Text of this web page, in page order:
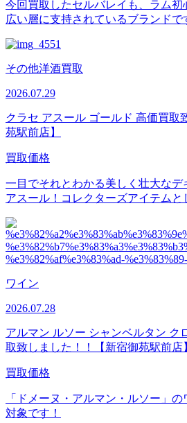
今回買取したセルバレイも、ラム
広い層に支持されているブランドで
その他洋酒買取
2026.07.29
クラセ アスール ゴールド 高価買取
苑駅前店】
買取価格
一目でそれとわかる美しく壮大な
アスール！コレクターズアイテムと
ワイン
2026.07.28
アルマン ルソー シャンベルタン ク
取致しました！！【新宿御苑駅前店
買取価格
「ドメーヌ・アルマン・ルソー」
対象です！